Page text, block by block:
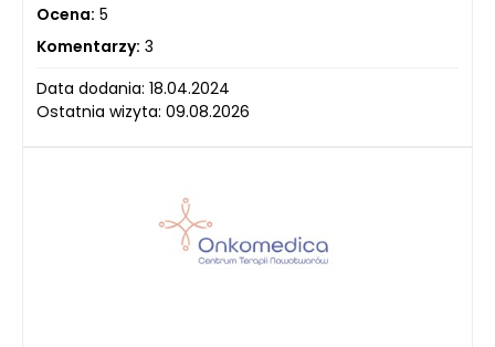
Ocena: 5
Komentarzy: 3
Data dodania: 18.04.2024
Ostatnia wizyta: 09.08.2026